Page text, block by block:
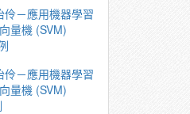
－應⽤機器學習
量機 (SVM)
－應⽤機器學習
量機 (SVM)